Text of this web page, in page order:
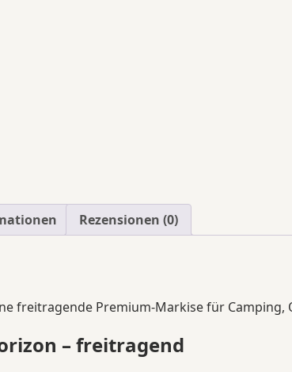
Rezensionen (0)
freitragende Premium-Markise für
– freitragend